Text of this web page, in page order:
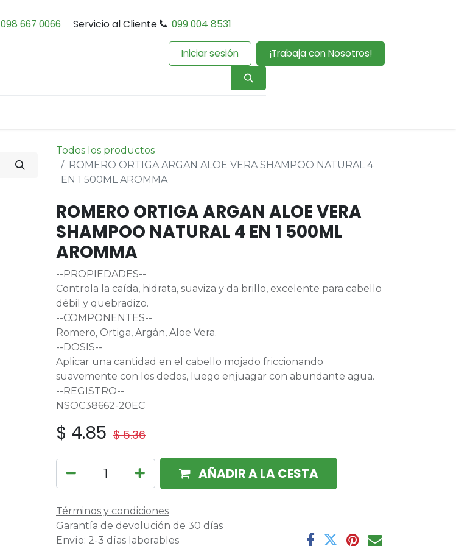
098 667 0066 Servicio al Cliente 099 004 8531
Iniciar sesión ¡Trabaja con Nosotros!
Todos los productos
ROMERO ORTIGA ARGAN ALOE VERA SHAMPOO NATURAL 4
EN 1 500ML AROMMA
ROMERO ORTIGA ARGAN ALOE VERA
SHAMPOO NATURAL 4 EN 1 500ML
AROMMA
--PROPIEDADES--
Controla la caída, hidrata, suaviza y da brillo, excelente para cabello
débil y quebradizo.
--COMPONENTES--
Romero, Ortiga, Argán, Aloe Vera.
--DOSIS--
Aplicar una cantidad en el cabello mojado friccionando
suavemente con los dedos, luego enjuagar con abundante agua.
--REGISTRO--
NSOC38662-20EC
$ 4.85 $5.36
AÑADIR A LA CESTA
Términos y condiciones
Garantía de devolución de 30 días
Envío: 2-3 días laborables